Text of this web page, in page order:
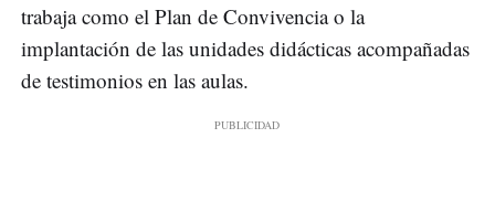
trabaja como el Plan de Convivencia o la
implantación de las unidades didácticas acompañadas
de testimonios en las aulas.